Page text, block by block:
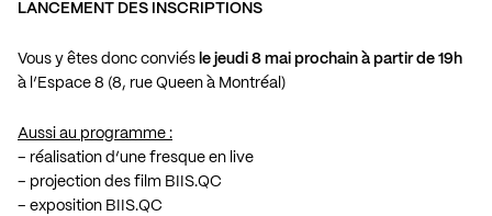
LANCEMENT DES INSCRIPTIONS
Vous y êtes donc conviés le jeudi 8 mai prochain à partir de 19h
à l’Espace 8 (8, rue Queen à Montréal)
Aussi au programme :
– réalisation d’une fresque en live
– projection des film BIIS.QC
– exposition BIIS.QC